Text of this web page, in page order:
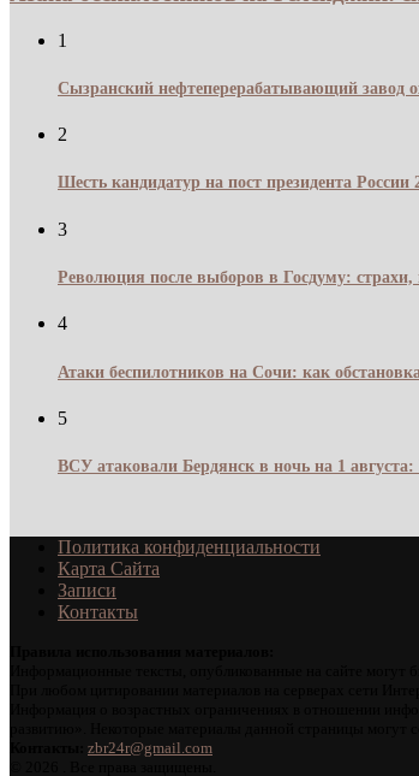
1
Сызранский нефтеперерабатывающий завод
2
Шесть кандидатур на пост президента
3
Революция после выборов в Госдуму: страхи,
4
Атаки беспилотников на Сочи: как
5
ВСУ атаковали Бердянск в ночь на 1
Политика конфиденциальности
Карта Сайта
Записи
Контакты
zbr24r@gmail.com